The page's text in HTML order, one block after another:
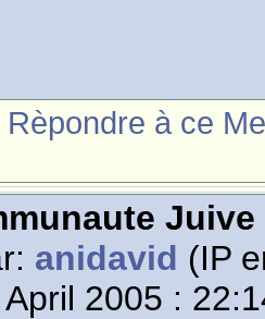
Rèpondre à ce
anidavid (IP
2005 :